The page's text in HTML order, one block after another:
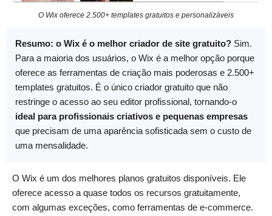
O Wix oferece 2.500+ templates gratuitos e personalizáveis
Resumo: o Wix é o melhor criador de site gratuito? Sim.
Para a maioria dos usuários, o Wix é a melhor opção porque
oferece as ferramentas de criação mais poderosas e 2.500+
templates gratuitos. É o único criador gratuito que não
restringe o acesso ao seu editor profissional, tornando-o
ideal para profissionais criativos e pequenas empresas
que precisam de uma aparência sofisticada sem o custo de
uma mensalidade.
O Wix é um dos melhores planos gratuitos disponíveis. Ele
oferece acesso a quase todos os recursos gratuitamente,
com algumas exceções, como ferramentas de e-commerce.